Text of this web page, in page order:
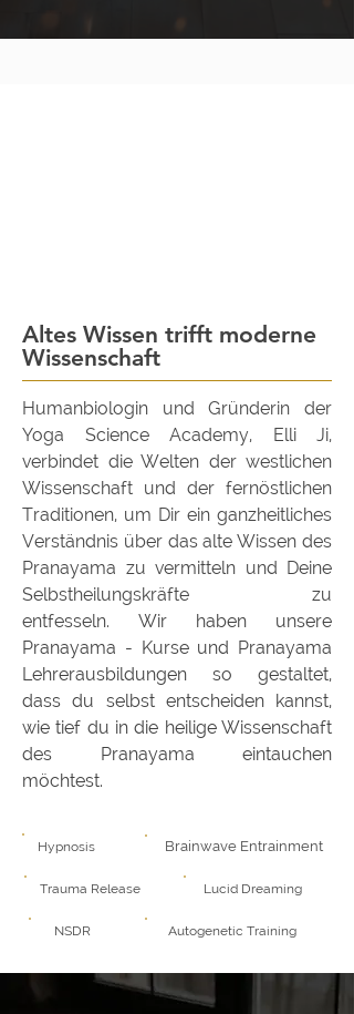
Altes Wissen trifft moderne
Wissenschaft
Humanbiologin und Gründerin der
Yoga Science Academy, Elli Ji,
verbindet die Welten der westlichen
Wissenschaft und der fernöstlichen
Traditionen, um Dir ein ganzheitliches
Verständnis über das alte Wissen des
Pranayama zu vermitteln und Deine
Selbstheilungskräfte zu
entfesseln. Wir haben unsere
Pranayama - Kurse und Pranayama
Lehrerausbildungen so gestaltet,
dass du selbst entscheiden kannst,
wie tief du in die heilige Wissenschaft
des Pranayama eintauchen
möchtest.
Hypnosis Brainwave Entrainment
Trauma Release Lucid Dreaming
NSDR Autogenetic Training